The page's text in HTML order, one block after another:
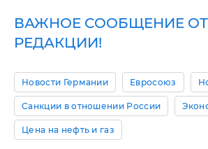
ВАЖНОЕ СООБЩЕНИЕ ОТ
РЕДАКЦИИ!
Новости Германии Евросоюз
Санкции в отношении России
Цена на нефть и газ